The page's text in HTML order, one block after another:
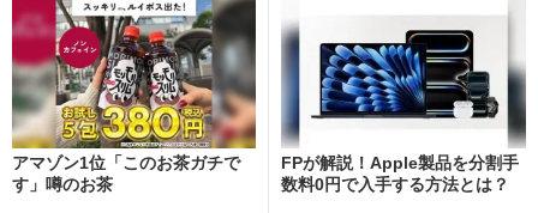
アマゾン1位「このお茶ガチで
す」噂のお茶
FPが解説！Apple製品を分割手
数料0円で入手する方法とは？